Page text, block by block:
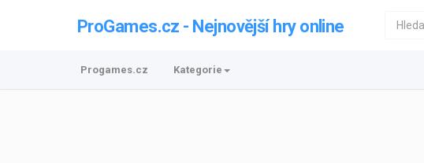
ProGames.cz - Nejnovější hry online
Progames.cz Kategorie